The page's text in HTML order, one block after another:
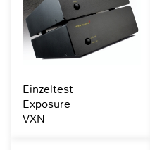
Einzeltest
Exposure
VXN